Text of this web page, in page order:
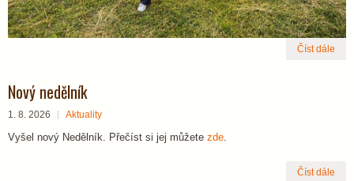
Číst dále
Nový nedělník
1. 8. 2026 Aktuality
Vyšel nový Nedělník. Přečíst si jej můžete zde
Číst dále